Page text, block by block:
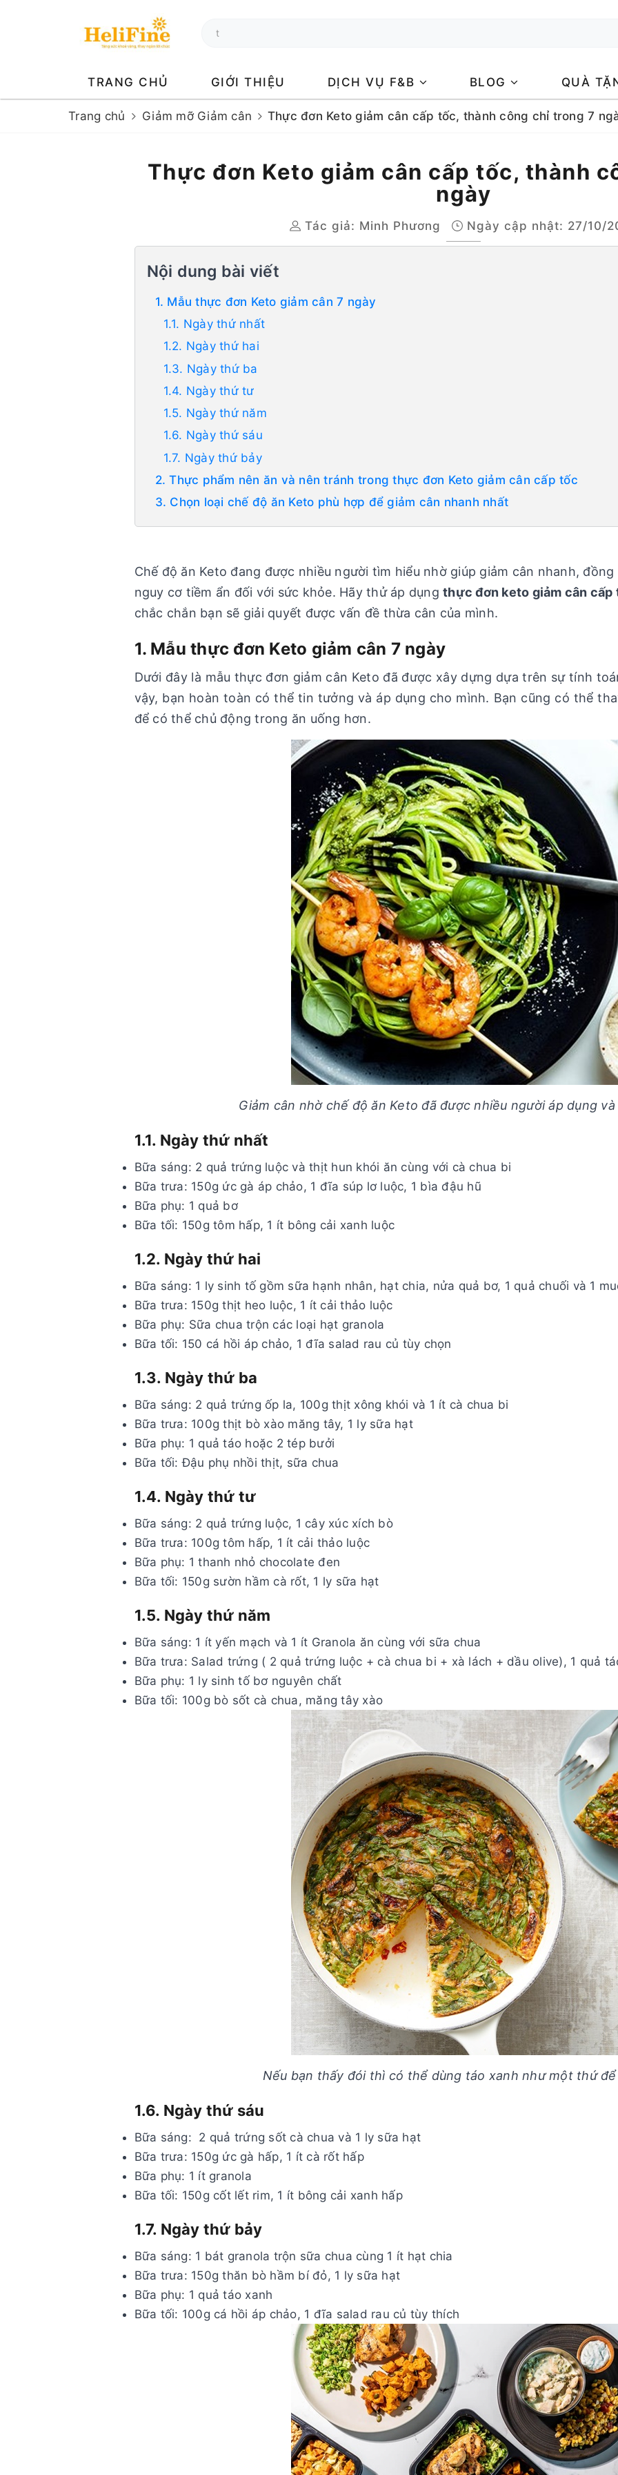
TRANG CHỦ GIỚI THIỆU DỊCH VỤ F&B BLOG QUÀ
Trang chủ Giảm mỡ Giảm cân Thực đơn Keto giảm cân cấp tốc, thành công chỉ trong 7
Thực đơn Keto giảm cân cấp tốc, thành
ngày
Tác giả: Minh Phương Ngày cập nhật: 27/10/
Nội dung bài viết
1. Mẫu thực đơn Keto giảm cân 7 ngày
1.1. Ngày thứ nhất
1.2. Ngày thứ hai
1.3. Ngày thứ ba
1.4. Ngày thứ tư
1.5. Ngày thứ năm
1.6. Ngày thứ sáu
1.7. Ngày thứ bảy
2. Thực phẩm nên ăn và nên tránh trong thực đơn Keto giảm cân cấp tốc
3. Chọn loại chế độ ăn Keto phù hợp để giảm cân nhanh nhất
Chế độ ăn Keto đang được nhiều người tìm hiểu nhờ giúp giảm cân nhanh,
nguy cơ tiềm ẩn đối với sức khỏe. Hãy thử áp dụng thực đơn keto giảm cân cấp
chắc chắn bạn sẽ giải quyết được vấn đề thừa cân của mình.
1. Mẫu thực đơn Keto giảm cân 7 ngày
Dưới đây là mẫu thực đơn giảm cân Keto đã được xây dựng dựa trên sự tính
vậy, bạn hoàn toàn có thể tin tưởng và áp dụng cho mình. Bạn cũng có thể
để có thể chủ động trong ăn uống hơn.
Giảm cân nhờ chế độ ăn Keto đã được nhiều người áp dụng
1.1. Ngày thứ nhất
Bữa sáng: 2 quả trứng luộc và thịt hun khói ăn cùng với cà chua bi
Bữa trưa: 150g ức gà áp chảo, 1 đĩa súp lơ luộc, 1 bìa đậu hũ
Bữa phụ: 1 quả bơ
Bữa tối: 150g tôm hấp, 1 ít bông cải xanh luộc
1.2. Ngày thứ hai
Bữa sáng: 1 ly sinh tố gồm sữa hạnh nhân, hạt chia, nửa quả bơ, 1 quả chuối và 1
Bữa trưa: 150g thịt heo luộc, 1 ít cải thảo luộc
Bữa phụ: Sữa chua trộn các loại hạt granola
Bữa tối: 150 cá hồi áp chảo, 1 đĩa salad rau củ tùy chọn
1.3. Ngày thứ ba
Bữa sáng: 2 quả trứng ốp la, 100g thịt xông khói và 1 ít cà chua bi
Bữa trưa: 100g thịt bò xào măng tây, 1 ly sữa hạt
Bữa phụ: 1 quả táo hoặc 2 tép bưởi
Bữa tối: Đậu phụ nhồi thịt, sữa chua
1.4. Ngày thứ tư
Bữa sáng: 2 quả trứng luộc, 1 cây xúc xích bò
Bữa trưa: 100g tôm hấp, 1 ít cải thảo luộc
Bữa phụ: 1 thanh nhỏ chocolate đen
Bữa tối: 150g sườn hầm cà rốt, 1 ly sữa hạt
1.5. Ngày thứ năm
Bữa sáng: 1 ít yến mạch và 1 ít Granola ăn cùng với sữa chua
Bữa trưa: Salad trứng ( 2 quả trứng luộc + cà chua bi + xà lách + dầu olive), 1 quả
Bữa phụ: 1 ly sinh tố bơ nguyên chất
Bữa tối: 100g bò sốt cà chua, măng tây xào
Nếu bạn thấy đói thì có thể dùng táo xanh như một thứ
1.6. Ngày thứ sáu
Bữa sáng: 2 quả trứng sốt cà chua và 1 ly sữa hạt
Bữa trưa: 150g ức gà hấp, 1 ít cà rốt hấp
Bữa phụ: 1 ít granola
Bữa tối: 150g cốt lết rim, 1 ít bông cải xanh hấp
1.7. Ngày thứ bảy
Bữa sáng: 1 bát granola trộn sữa chua cùng 1 ít hạt chia
Bữa trưa: 150g thăn bò hầm bí đỏ, 1 ly sữa hạt
Bữa phụ: 1 quả táo xanh
Bữa tối: 100g cá hồi áp chảo, 1 đĩa salad rau củ tùy thích